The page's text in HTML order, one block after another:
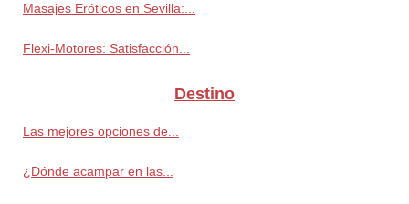
Masajes Eróticos en Sevilla:...
Flexi-Motores: Satisfacción...
Destino
Las mejores opciones de...
¿Dónde acampar en las...